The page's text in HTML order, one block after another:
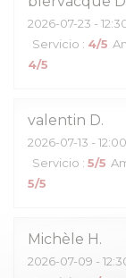
2026-07-23 -
Servicio : 4/5
4/5
valentin D
2026-07-13 -
Servicio : 5/5
5/5
Michèle H
2026-07-09 -